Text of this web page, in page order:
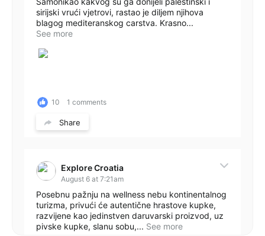
sirijski vrući vjetrovi, rastao je diljem njihova
blagog mediteranskog carstva. Krasno...
See more
10 1 comments
Share
Explore Croatia
August 6 at 7:21am
Posebnu pažnju na wellness nebu kontinentalnog
turizma, privući će autentične hrastove kupke,
razvijene kao jedinstven daruvarski proizvod, uz
pivske kupke, slanu sobu,... See more